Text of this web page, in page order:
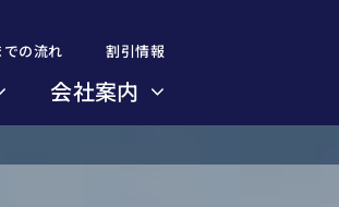
の流れ 割引情報
会社案内
の流れ 割引情報
会社案内